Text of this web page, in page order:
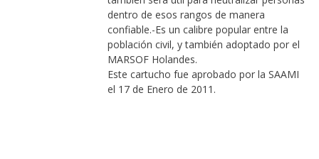
dentro de esos rangos de manera
confiable.-Es un calibre popular entre la
población civil, y también adoptado por el
MARSOF Holandes.
Este cartucho fue aprobado por la SAAMI
el 17 de Enero de 2011.